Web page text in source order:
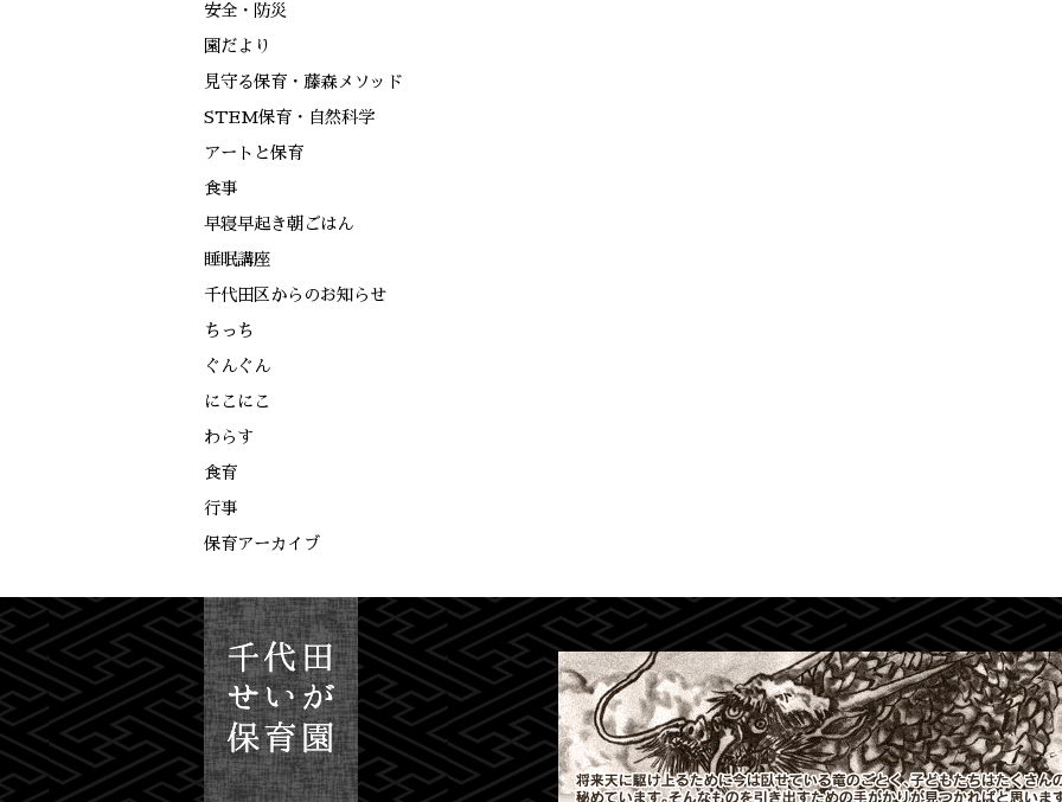
安全・防災
園だより
見守る保育・藤森メソッド
STEM保育・自然科学
アートと保育
食事
早寝早起き朝ごはん
睡眠講座
千代田区からのお知らせ
ちっち
ぐんぐん
にこにこ
わらす
食育
行事
保育アーカイブ